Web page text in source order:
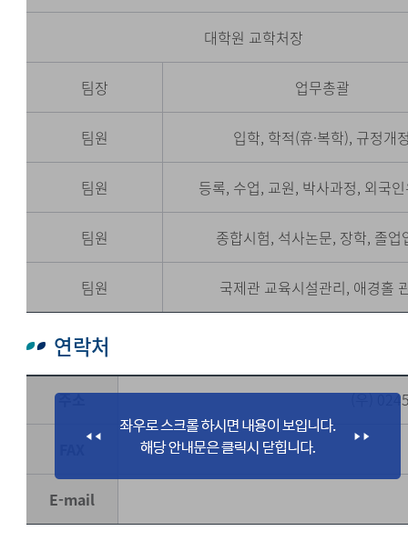
대학원 교학처장
팀장 업무총괄
팀원 입학, 학적(휴·복학), 규정개
팀원 등록, 수업, 교원, 박사과정, 외국
팀원 종합시험, 석사논문, 장학, 졸업
팀원 국제관 교육시설관리, 애경홀
연락처
주소 (우)
E-mail